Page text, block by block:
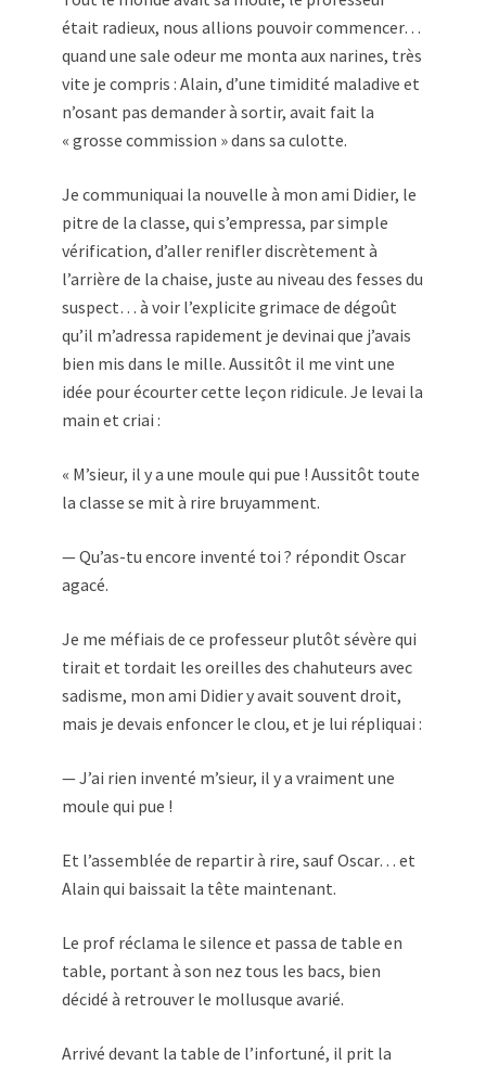
était radieux, nous allions pouvoir commencer…
quand une sale odeur me monta aux narines, très
vite je compris : Alain, d’une timidité maladive et
n’osant pas demander à sortir, avait fait la
« grosse commission » dans sa culotte.
Je communiquai la nouvelle à mon ami Didier, le
pitre de la classe, qui s’empressa, par simple
vérification, d’aller renifler discrètement à
l’arrière de la chaise, juste au niveau des fesses du
suspect… à voir l’explicite grimace de dégoût
qu’il m’adressa rapidement je devinai que j’avais
bien mis dans le mille. Aussitôt il me vint une
idée pour écourter cette leçon ridicule. Je levai la
main et criai :
« M’sieur, il y a une moule qui pue ! Aussitôt toute
la classe se mit à rire bruyamment.
— Qu’as-tu encore inventé toi ? répondit Oscar
agacé.
Je me méfiais de ce professeur plutôt sévère qui
tirait et tordait les oreilles des chahuteurs avec
sadisme, mon ami Didier y avait souvent droit,
mais je devais enfoncer le clou, et je lui répliquai :
— J’ai rien inventé m’sieur, il y a vraiment une
moule qui pue !
Et l’assemblée de repartir à rire, sauf Oscar… et
Alain qui baissait la tête maintenant.
Le prof réclama le silence et passa de table en
table, portant à son nez tous les bacs, bien
décidé à retrouver le mollusque avarié.
Arrivé devant la table de l’infortuné, il prit la